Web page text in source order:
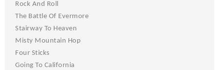
Rock And Roll
The Battle Of Evermore
Stairway To Heaven
Misty Mountain Hop
Four Sticks
Going To California